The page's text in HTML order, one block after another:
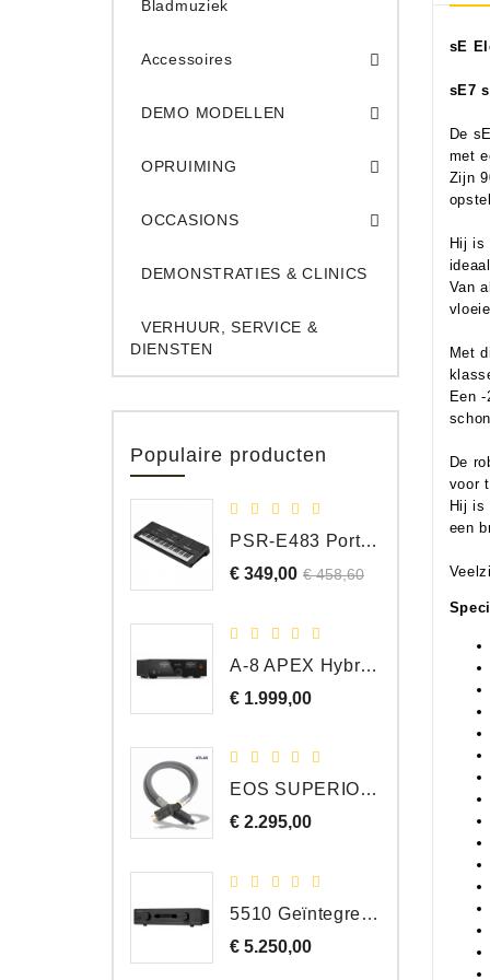
Bladmuziek
Accessoires
DEMO MODELLEN
OPRUIMING
OCCASIONS
DEMONSTRATIES & CLINICS
VERHUUR, SERVICE &
DIENSTEN
Populaire producten
PSR-E483 Portable Keyboard, 61 Toetsen
€ 349,00 Normale
€ 458,60Prijs
A-8 APEX Hybride Geïntegreerde Versterker
€ 1.999,00Prijs
EOS SUPERIOR EM Schuko - C15 - Netstroom Kabel, 1.0 Meter
€ 2.295,00Prijs
5510 Geïntegreerde Versterker
€ 5.250,00Prijs
sE
sE7
De
met
Zijn
Hij is
Van
Met
Een
De
voor
Hij is
een